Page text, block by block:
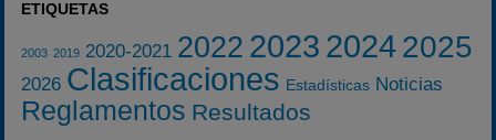
ETIQUETAS
2003 2019 2020-2021 2022 2023 20242025
2026 Clasificaciones Estadísticas Noticias
Reglamentos Resultados